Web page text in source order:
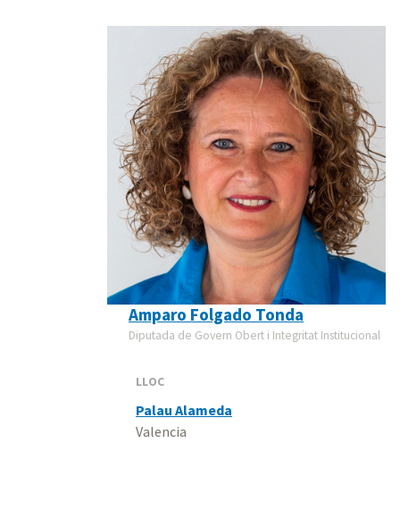
Amparo Folgado Tonda
Diputada de Govern Obert i Integritat Institucional
LLOC
Palau Alameda
Valencia